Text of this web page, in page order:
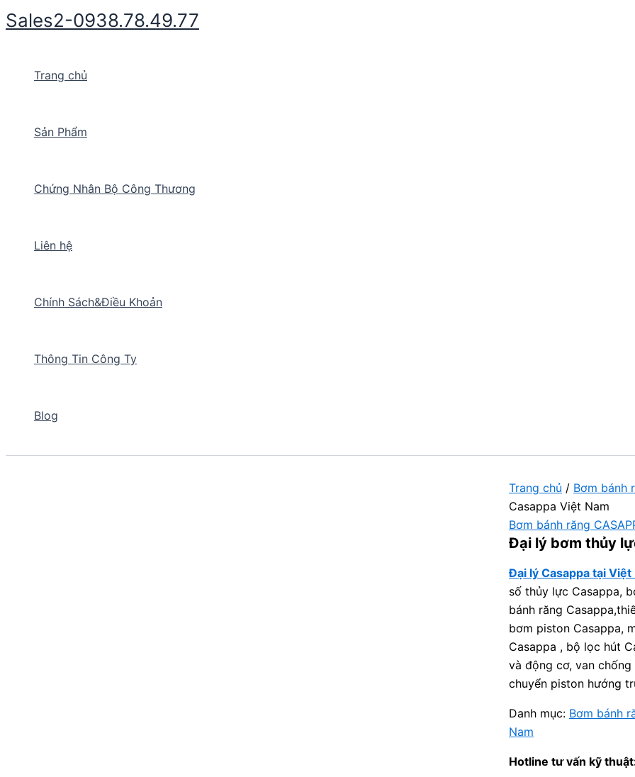
Nhảy
tới
Sales2-0938.78.49.77
Trang chủ
Sản Phẩm
Chứng Nhân Bộ Công Thương
Liên hệ
Chính Sách&Điều Khoản
Thông Tin Công Ty
Blog
Trang chủ / Bơm bánh
Casappa Việt Nam
Bơm bánh răng
Đại lý bơm thủy
Đại lý Casappa tại Việt
số thủy lực Casappa,
bánh răng
bơm piston Casappa,
Casappa , bộ lọc hút
và động cơ, van
chuyển piston hướng
Danh mục: Bơm bánh
Nam
Hotline tư vấn kỹ